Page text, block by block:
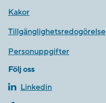
Kakor
Tillgänglighetsredogörelse
Personuppgifter
Följ oss
Linkedin